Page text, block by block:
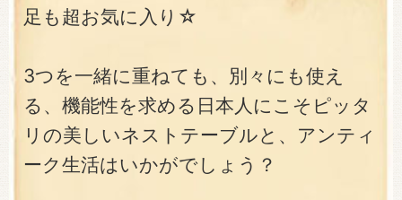
足も超お気に入り☆
3つを一緒に重ねても、別々にも使え
る、機能性を求める日本人にこそピッタ
リの美しいネストテーブルと、アンティ
ーク生活はいかがでしょう？